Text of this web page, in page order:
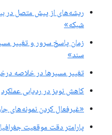
ریشه‌های از پیش متصل در
شبکه»
زمان پاسخ سرور و تغییر
سند»
تغییر مسیرها در خلاصه
کاهش نویز در ردیابی عملکرد
«غیرفعال کردن نمونه‌های
پارامتر دقت موقعیت